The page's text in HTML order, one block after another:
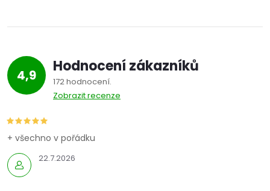
4,9 Hodnocení zákazníků
172 hodnocení
Zobrazit recenze
22.7.2026
+ všechno v pořádku